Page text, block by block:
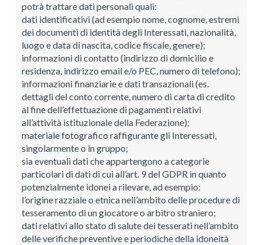
potrà trattare dati personali quali:
dati identificativi (ad esempio nome, cognome, estremi
dei documenti di identità degli Interessati, nazionalità,
luogo e data di nascita, codice fiscale, genere);
informazioni di contatto (indirizzo di domicilio e
residenza, indirizzo email e/o PEC, numero di telefono);
informazioni finanziarie e dati transazionali (es.
dettagli del conto corrente, numero di carta di credito
al fine dell’effettuazione di pagamenti relativi
all’attività istituzionale della Federazione);
materiale fotografico raffigurante gli Interessati,
singolarmente o in gruppo;
sia eventuali dati che appartengono a categorie
particolari di dati di cui all’art. 9 del GDPR in quanto
potenzialmente idonei a rilevare, ad esempio:
l’origine razziale o etnica nell’ambito delle procedure di
tesseramento di un giocatore o arbitro straniero;
dati relativi allo stato di salute dei tesserati nell’ambito
delle verifiche preventive e periodiche della idoneità